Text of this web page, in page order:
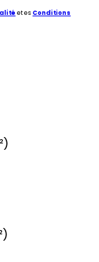
et esConditions